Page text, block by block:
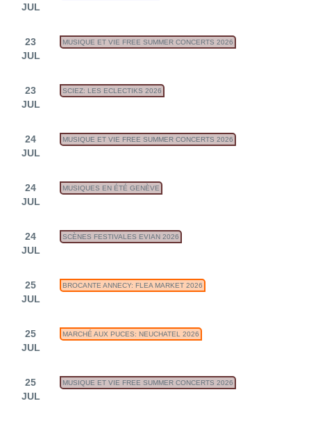
JUL
23
JUL
MUSIQUE ET VIE FREE SUMMER CONCERTS 2026
23
JUL
SCIEZ: LES ECLECTIKS 2026
24
JUL
MUSIQUE ET VIE FREE SUMMER CONCERTS 2026
24
JUL
MUSIQUES EN ÉTÉ GENÈVE
24
JUL
SCÈNES FESTIVALES EVIAN 2026
25
JUL
BROCANTE ANNECY: FLEA MARKET 2026
25
JUL
MARCHÉ AUX PUCES: NEUCHATEL 2026
25
JUL
MUSIQUE ET VIE FREE SUMMER CONCERTS 2026